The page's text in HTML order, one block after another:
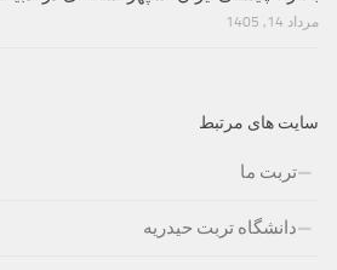
مرداد 14, 1405
سایت های مرتبط
تربت ما
دانشگاه تربت حیدریه